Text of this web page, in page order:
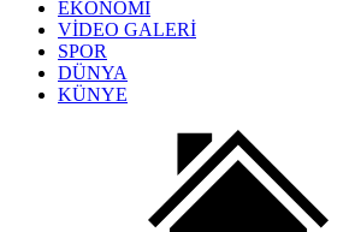
EKONOMİ
VİDEO GALERİ
SPOR
DÜNYA
KÜNYE